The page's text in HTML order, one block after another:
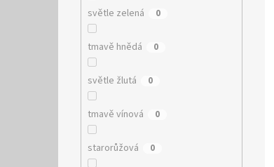
světle zelená 0
tmavě hnědá 0
světle žlutá 0
tmavě vínová 0
starorůžová 0